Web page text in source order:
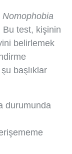
Nomophobia
Bu test, kişinin
belirlemek
başlıklar
durumunda